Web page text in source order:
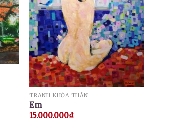
TRANH KHỎA THÂN
Em
15.000.000₫